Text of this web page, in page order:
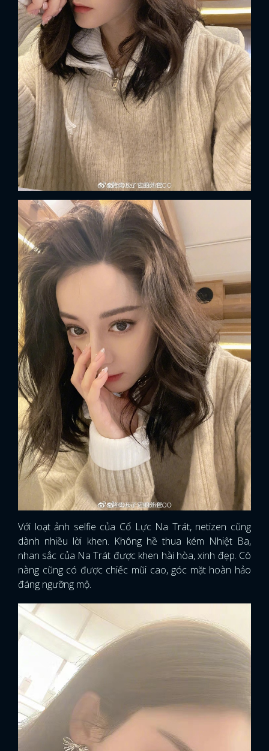
Với loạt ảnh selfie của Cổ Lực Na Trát, netizen cũng
dành nhiều lời khen. Không hề thua kém Nhiệt Ba,
nhan sắc của Na Trát được khen hài hòa, xinh đẹp. Cô
nàng cũng có được chiếc mũi cao, góc mặt hoàn hảo
đáng ngưỡng mộ.